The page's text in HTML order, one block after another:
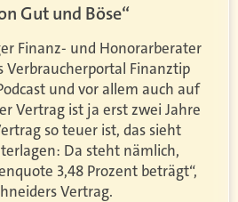
Gut und Böse“
Finanz- und Honorarberater
Verbraucherportal Finanztip
und vor allem auch auf
Vertrag ist ja erst zwei Jahre
so teuer ist, das sieht
Da steht nämlich,
3,48 Prozent beträgt“,
Vertrag.